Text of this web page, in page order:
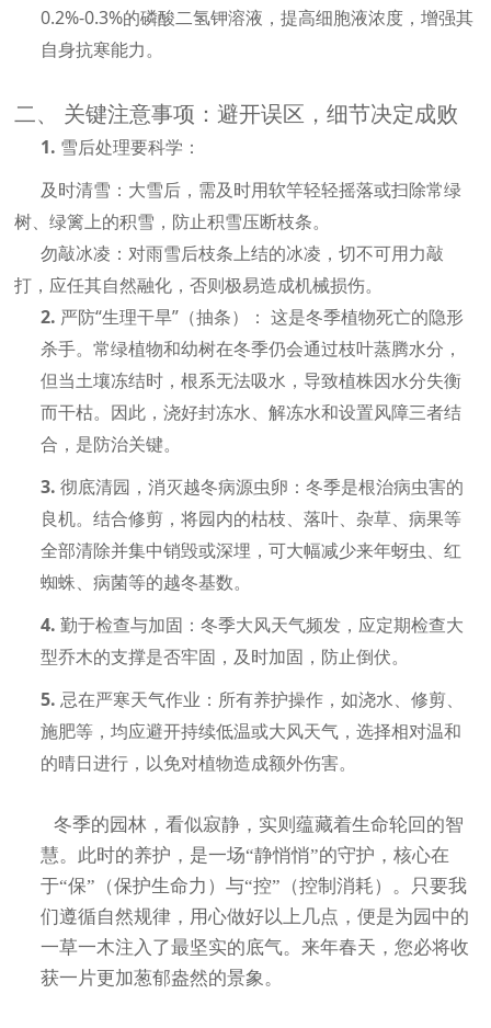
0.2%-0.3%的磷酸二氢钾溶液，提高细胞液浓度，增强其
自身抗寒能力。
二、 关键注意事项：避开误区，细节决定成败
1. 雪后处理要科学：
及时清雪： 大雪后，需及时用软竿轻轻摇落或扫除常绿
树、绿篱上的积雪，防止积雪压断枝条。
勿敲冰凌：对雨雪后枝条上结的冰凌，切不可用力敲
打，应任其自然融化，否则极易造成机械损伤。
2. 严防“生理干旱”（抽条）： 这是冬季植物死亡的隐形
杀手。常绿植物和幼树在冬季仍会通过枝叶蒸腾水分，
但当土壤冻结时，根系无法吸水，导致植株因水分失衡
而干枯。因此，浇好封冻水、解冻水和设置风障三者结
合，是防治关键。
3.彻底清园，消灭越冬病源虫卵：冬季是根治病虫害的
良机。结合修剪，将园内的枯枝、落叶、杂草、病果等
全部清除并集中销毁或深埋，可大幅减少来年蚜虫、红
蜘蛛、病菌等的越冬基数。
4.勤于检查与加固：冬季大风天气频发，应定期检查大
型乔木的支撑是否牢固，及时加固，防止倒伏。
5.忌在严寒天气作业： 所有养护操作，如浇水、修剪、
施肥等，均应避开持续低温或大风天气，选择相对温和
的晴日进行，以免对植物造成额外伤害。
冬季的园林，看似寂静，实则蕴藏着生命轮回的智
慧。此时的养护，是一场“静悄悄”的守护，核心在
于“保” （保护生命力）与“控” （控制消耗）。只要我
们遵循自然规律，用心做好以上几点，便是为园中的
一草一木注入了最坚实的底气。来年春天，您必将收
获一片更加葱郁盎然的景象。